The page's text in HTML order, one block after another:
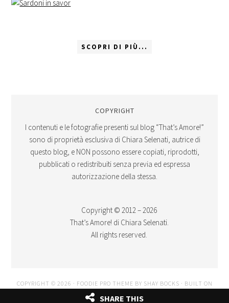
SCOPRI DI PIÙ...
COPYRIGHT
I contenuti e le fotografie presenti sul blog “That’s Amore!”
sono di proprietà esclusiva di Chiara Selenati, autrice di
questo blog, e NON possono essere copiati, riprodotti,
pubblicati o redistribuiti senza previa ed espressa
autorizzazione della stessa.
Copyright © 2012 – 2026
That’s Amore! di Chiara Selenati.
All rights reserved.
COPYRIGHT © 2026 · FOODIE PRO THEME BY SHAY BOCKS · BUILT ON
GENESIS FRAMEWORK
SHARE THIS